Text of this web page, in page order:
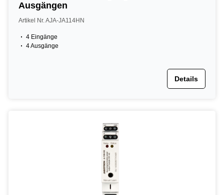
Ausgängen
Artikel Nr. AJA-JA114HN
4 Eingänge
4 Ausgänge
Details